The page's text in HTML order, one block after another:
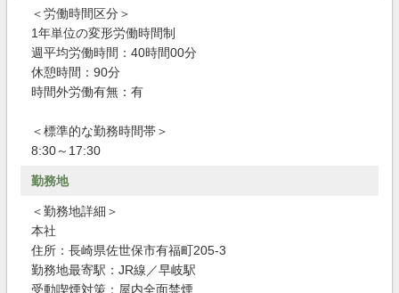
＜労働時間区分＞
1年単位の変形労働時間制
週平均労働時間：40時間00分
休憩時間：90分
時間外労働有無：有
＜標準的な勤務時間帯＞
8:30～17:30
勤務地
＜勤務地詳細＞
本社
住所：長崎県佐世保市有福町205-3
勤務地最寄駅：JR線／早岐駅
受動喫煙対策：屋内全面禁煙